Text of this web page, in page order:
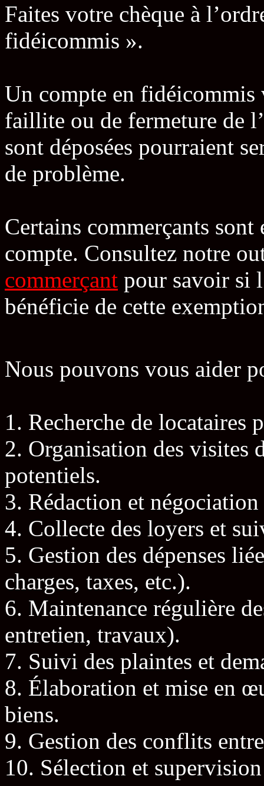
Faites votre chèque à
fidéicommis ».
Un compte en fidéicommis
faillite ou de fermeture de
sont déposées pourraient
de problème.
Certains commerçants sont
compte. Consultez notre
commerçant pour savoir si
bénéficie de cette
Nous pouvons vous aider
1. Recherche de locataires
2. Organisation des visites
potentiels.
3. Rédaction et
4. Collecte des loyers et
5. Gestion des dépenses
charges, taxes, etc.).
6. Maintenance régulière
entretien, travaux).
7. Suivi des plaintes et
8. Élaboration et mise en
biens.
9. Gestion des conflits
10. Sélection et